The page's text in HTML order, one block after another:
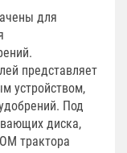
для
представляет
устройством,
Под
диска,
трактора